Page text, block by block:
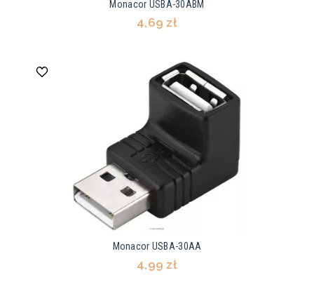
Monacor USBA-30ABM
4,69 zł
Monacor USBA-30AA
4,99 zł